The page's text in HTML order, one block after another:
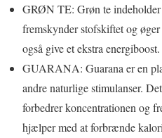
GRØN TE: Grøn te
fremskynder stofskiftet og
også give et ekstra energiboost.
GUARANA: Guarana er en
andre naturlige stimulanser.
forbedrer koncentrationen og
hjælper med at forbrænde